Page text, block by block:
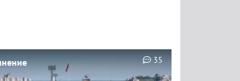
35